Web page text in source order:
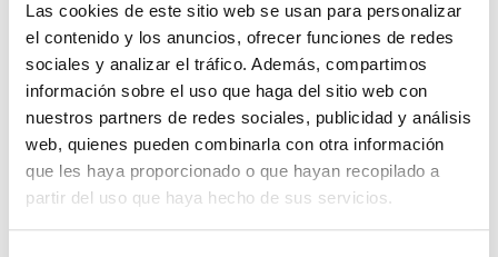
Las cookies de este sitio web se usan para personalizar
el contenido y los anuncios, ofrecer funciones de redes
sociales y analizar el tráfico. Además, compartimos
información sobre el uso que haga del sitio web con
nuestros partners de redes sociales, publicidad y análisis
web, quienes pueden combinarla con otra información
que les haya proporcionado o que hayan recopilado a
partir del uso que haya hecho de sus servicios.
cada uno
- Dimensiones AnxAlxPr (mm): 636x1200x510
- Voltaje/Frecuencia (V/Hz): 230/50-60
Se suministra con 4 tubos digestores de 800 mL con NS45, 1
gradilla de inserción, 4 embudos de decantación, 4 trampas
de absorción, 4 refrigerantes y set de tubos.
Regístrate para
Los productos marcados con esta imagen son
productos marca Scharlau habitualmente en stock,
listos para una entrega inmediata.